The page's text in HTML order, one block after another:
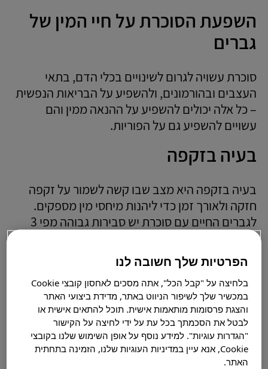
השפעת הסוכרת על חיי המין של
גברים
סוכרת עשויה לגרום לשינויים בכלי הדם, בתאי
העצבים ובהורמונים, ולהשפיע על הבריאות הנפשית
– כל אלה יכולים להשפיע על ההנאה ממין והם
עשויים להשפיע גם על הפוריות.
בעיה בזקפה
בעיה בזקפה היא מצב שבו קשה לשמור על זקפה
חזקה ולאורך זמן כדי ליהנות מיחסי מין מספקים.
לגברים החיים עם סוכרת יש סבירות גבוהה מפי 3
לפתח בעיות בזקפה, לעומת כאלה שאין להם
סוכרת. ניהול טוב של הסוכרת יכול לעזור למנוע ואף
לטפל בבעיות זקפה הנובעות מנזק לעצבים ובעיות
בזרימת הדם.
הפרטיות שלך חשובה לנו
בלחיצה על "קבל הכל", אתה מסכים לאחסון קובצי Cookie
במכשיר שלך לשיפור הניווט באתר, מדידת ביצועי האתר
והצגת פרסומות מותאמות אישית. תוכל להתאים אישית או
לבטל את הסכמתך בכל עת על ידי לחיצה על הקישור
"הגדרות עוגיות". למידע נוסף על אופן השימוש שלנו בקובצי
Cookie, אנא עיין במדיניות העוגיות שלנו, הזמינה בתחתית
האתר.